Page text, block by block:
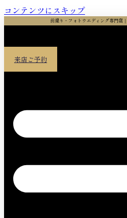
コンテンツにスキップ
前撮り・フォトウエディング専門店
来店ご予約